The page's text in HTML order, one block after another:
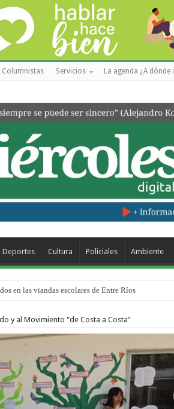
Columnistas Servicios La agenda ¿A dónde
Deportes Cultura Policiales Ambiente
en las viandas escolares de Entre Ríos
Macanos”
y al Movimiento “de Costa a Costa"